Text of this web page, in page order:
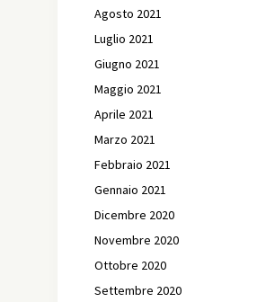
Agosto 2021
Luglio 2021
Giugno 2021
Maggio 2021
Aprile 2021
Marzo 2021
Febbraio 2021
Gennaio 2021
Dicembre 2020
Novembre 2020
Ottobre 2020
Settembre 2020